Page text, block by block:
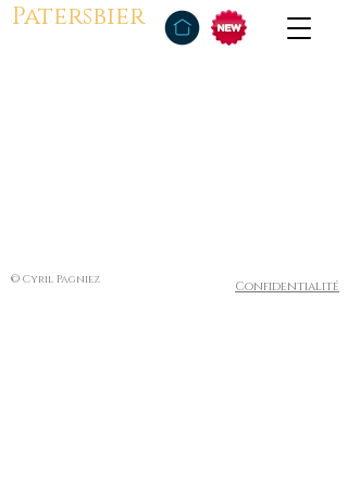
Patersbier
© Cyril Pagniez Confidentialité